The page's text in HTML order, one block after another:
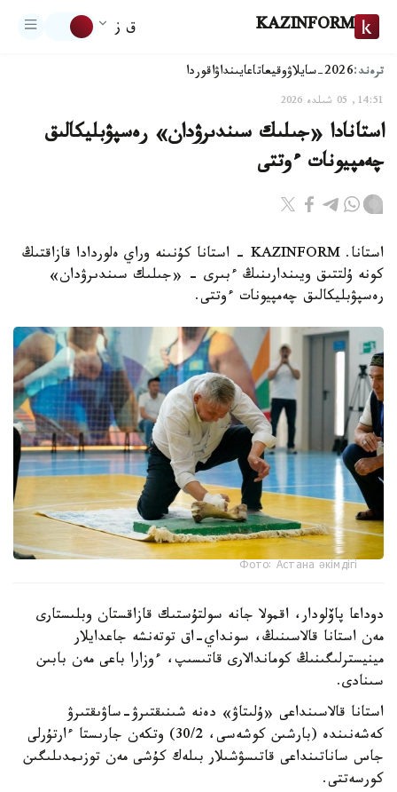
KAZINFORM ق ز
ترەند:2026-سايلاۋ وقيعاتاعايىنداۋاقوردا
14:51, 05 شىلدە 2026
استانادا «جىلىك سىندىرۋدان» رەسپۋبليكالىق
چەمپيونات ءوتتى
استانا. KAZINFORM - استانا كۇنىنە وراي ەلوردادا قازاقتىڭ
كونە ۇلتتىق ويىندارىنىڭ ءبىرى - «جىلىك سىندىرۋدان»
رەسپۋبليكالىق چەمپيونات ءوتتى.
Фото: Астана әкімдігі
دوداعا پاۆلودار، اقمولا جانە سولتۇستىك قازاقستان وبلىستارى
مەن استانا قالاسىنىڭ، سونداي-اق توتەنشە جاعدايلار
مينيسترلىگىنىڭ كوماندالارى قاتىسىپ، ءوزارا باعى مەن بابىن
سىنادى.
استانا قالاسىنداعى «ۇلىتاۋ» دەنە شىنىقتىرۋ-ساۋىقتىرۋ
كەشەنىندە (بارشىن كوشەسى، 30/2) وتكەن جارىستا ءارتۇرلى
جاس ساناتىنداعى قاتىسۋشىلار بىلەك كۇشى مەن توزىمدىلىگىن
كورسەتتى.